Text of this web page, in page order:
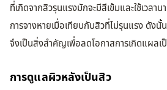
ที่เกิดจากสิวรุนแรงมักจะมีสีเข้มและใช้เวลา
การจางหายเมื่อเทียบกับสิวที่ไม่รุนแรง ดัง
จึงเป็นสิ่งสำคัญเพื่อลดโอกาสการเกิดแผลเ
การดูแลผิวหลังเป็นสิว